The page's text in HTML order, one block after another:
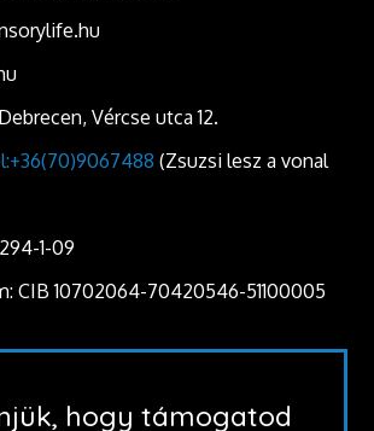
Vércse utca 12.
(Zsuzsi lesz a vonal
1-09
CIB 10702064-70420546-51100005
hogy támogatod